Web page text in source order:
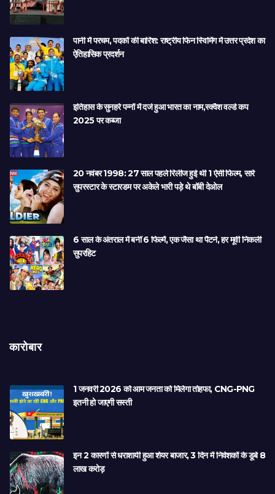
पानी में परचम, पदकों की बारिश: राष्ट्रीय फिन स्विमिंग में उत्तर प्रदेश का
ऐतिहासिक प्रदर्शन
इतिहास के सुनहरे पन्नों में दर्ज हुआ भारत का नाम,स्क्वैश वर्ल्ड कप
2025 पर कब्जा
20 नवंबर 1998: 27 साल पहले रिलीज हुई थी 1 ऐसी फिल्म, सारे
सुपरस्टार के स्टारडम पर अकेले भारी पड़े थे बॉबी देओल
6 साल के अंतराल में बनीं 6 फिल्में, एक जैसा था पैटर्न, हर मूवी निकली
सुपरहिट
कारोबार
1 जनवरी 2026 को आम जनता को मिलेगा तोहफा, CNG-PNG
इतनी हो जाएगी सस्ती
इन 2 कारणों से धराशायी हुआ शेयर बाजार, 3 दिन में निवेशकों के डूबे 8
लाख करोड़